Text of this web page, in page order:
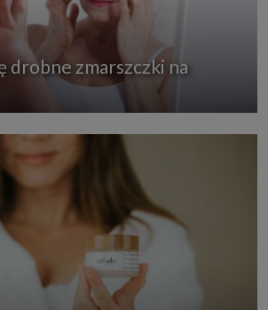
drobne zmarszczki na